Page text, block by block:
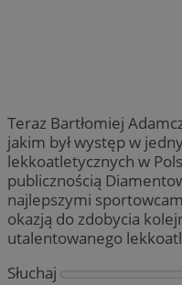
Teraz Bartłomiej
jakim był występ w
lekkoatletycznych w
publicznością
najlepszymi
okazją do zdobycia
utalentowanego
Słuchaj